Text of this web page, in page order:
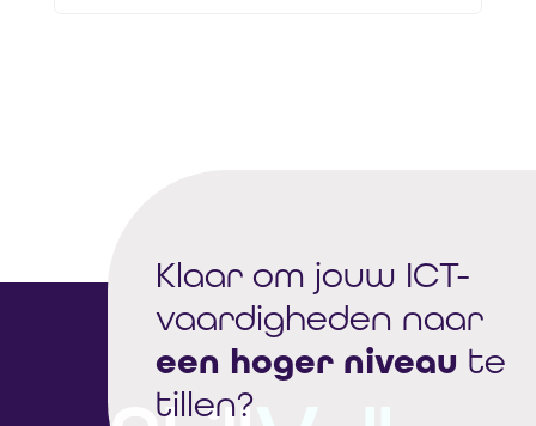
Klaar om jouw ICT-
vaardigheden naar
een hoger niveau te
tillen?